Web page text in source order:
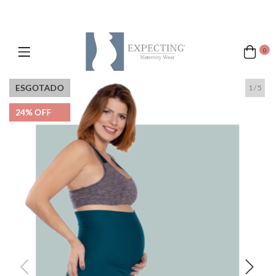
0
ESGOTADO
24% OFF
1/ 5